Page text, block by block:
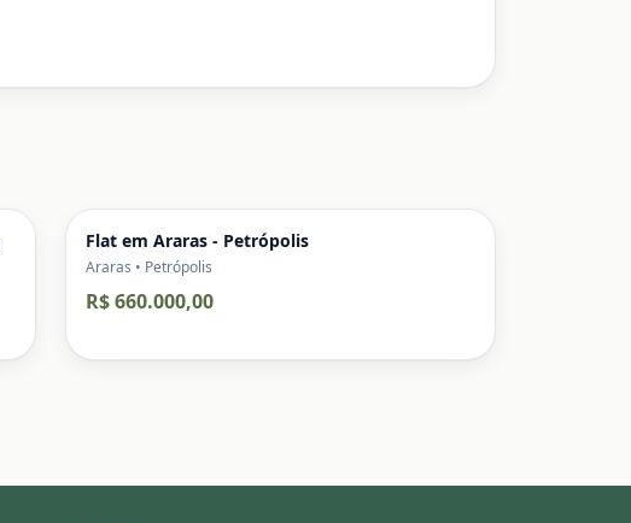
Flat em Araras - Petrópolis
Araras • Petrópolis
R$ 660.000,00